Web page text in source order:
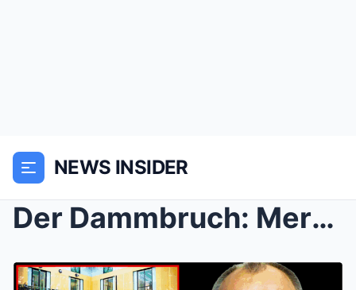
NEWS INSIDER
Der Dammbruch: Merz’ Koalition implodiert im...